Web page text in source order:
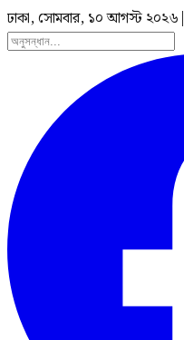
ঢাকা, সোমবার, ১০ আগস্ট ২০২৬ |